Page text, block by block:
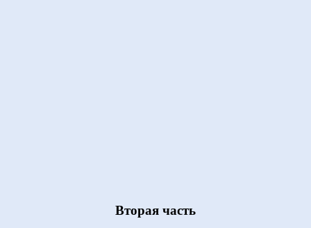
Вторая часть